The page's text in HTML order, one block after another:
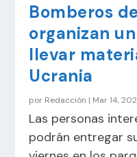
Bomberos
organizan
llevar
Ucrania
por Redacción | Mar 14,
Las personas
podrán entregar